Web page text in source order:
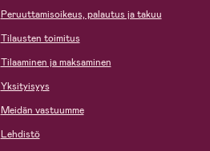
Peruuttamisoikeus, palautus ja takuu
Tilausten toimitus
Tilaaminen ja maksaminen
Yksityisyys
Meidän vastuumme
Lehdistö